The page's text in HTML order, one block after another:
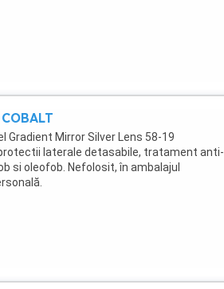
Gradient Mirror Silver Lens 58-19
laterale detasabile, tratament anti-
si oleofob. Nefolosit, în ambalajul